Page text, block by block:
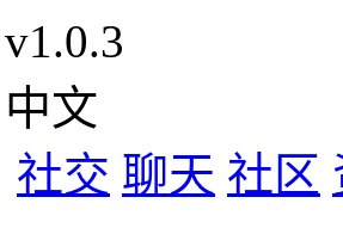
v1.0.3
中文
社交 聊天 社区